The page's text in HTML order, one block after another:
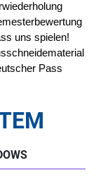
uns spielen!
Pass